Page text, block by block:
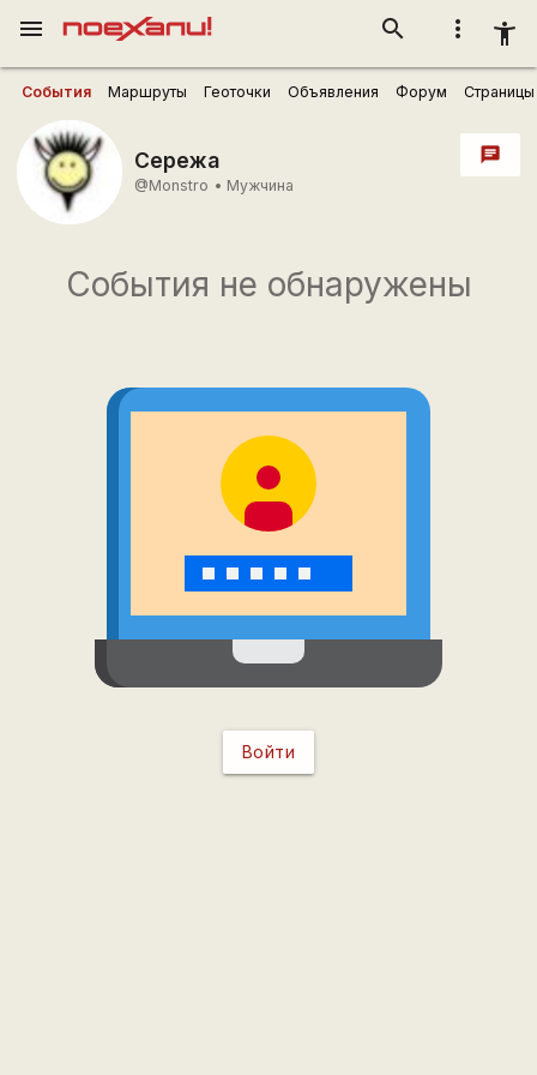
more_vert accessibility_new
search
menu
События Маршруты Геоточки Объявления Форум Страницы
Сережа
@Monstro • Мужчина
chat
События не обнаружены
Войти